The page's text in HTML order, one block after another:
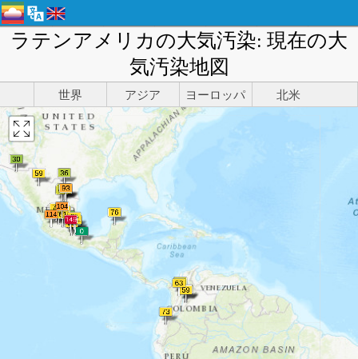
ラテンアメリカの大気汚染: 現在の大
気汚染地図
世界 アジア ヨーロッパ 北米